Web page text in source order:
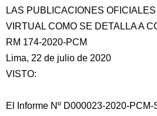
LAS PUBLICACIONES
VIRTUAL COMO SE DETALLA A
RM 174-2020-PCM
Lima, 22 de julio de 2020
VISTO:
El Informe Nº D000023-2020-